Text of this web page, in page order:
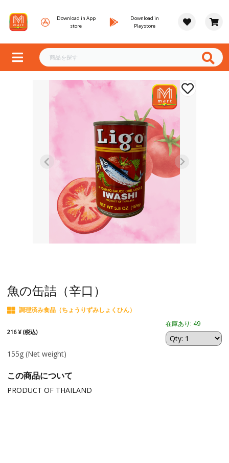
Download in App
store
Download in
Playstore
魚の缶詰（辛口）
調理済み食品（ちょうりずみしょくひん）
216 ¥ (税込)
在庫あり: 49
155g (Net weight)
この商品について
PRODUCT OF THAILAND